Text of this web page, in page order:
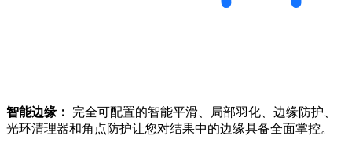
智能边缘： 完全可配置的智能平滑、局部羽化、边缘防护、
光环清理器和角点防护让您对结果中的边缘具备全面掌控。